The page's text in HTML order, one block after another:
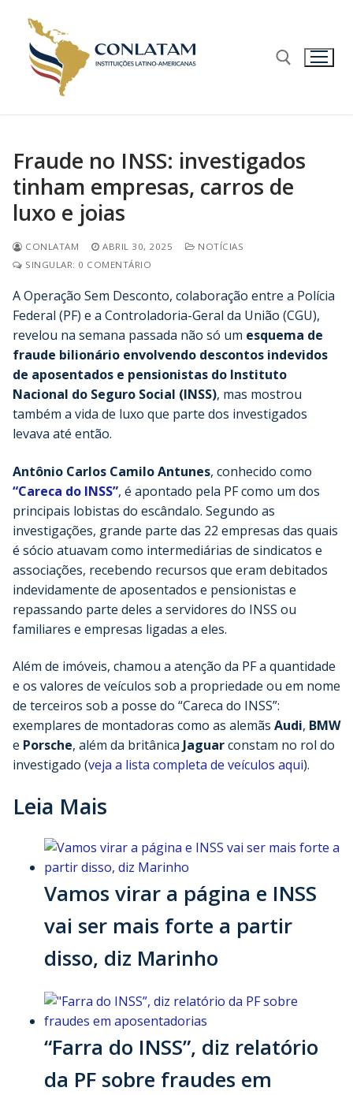
Fraude no INSS: investigados
tinham empresas, carros de
luxo e joias
CONLATAM ABRIL 30, 2025
NOTÍCIAS
SINGULAR: 0 COMENTÁRIO
A Operação Sem Desconto, colaboração entre a Polícia
Federal (PF) e a Controladoria-Geral da União (CGU),
revelou na semana passada não só um esquema de
fraude bilionário envolvendo descontos indevidos
de aposentados e pensionistas do Instituto
Nacional do Seguro Social (INSS), mas mostrou
também a vida de luxo que parte dos investigados
levava até então.
Antônio Carlos Camilo Antunes, conhecido como
“Careca do INSS”, é apontado pela PF como um dos
principais lobistas do escândalo. Segundo as
investigações, grande parte das 22 empresas das quais
é sócio atuavam como intermediárias de sindicatos e
associações, recebendo recursos que eram debitados
indevidamente de aposentados e pensionistas e
repassando parte deles a servidores do INSS ou
familiares e empresas ligadas a eles.
Além de imóveis, chamou a atenção da PF a quantidade
e os valores de veículos sob a propriedade ou em nome
de terceiros sob a posse do “Careca do INSS”:
exemplares de montadoras como as alemãs Audi, BMW
e Porsche, além da britânica Jaguarconstam no rol do
investigado (veja a lista completa de veículos aqui).
Leia Mais
Vamos virar a página e INSS
vai ser mais forte a partir
disso, diz Marinho
“Farra do INSS”, diz relatório
da PF sobre fraudes em